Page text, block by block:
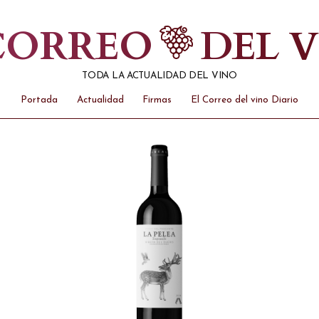
DEL
TODA LA ACTUALIDAD DEL VINO
Portada Actualidad Firmas El Correo del vino Diario